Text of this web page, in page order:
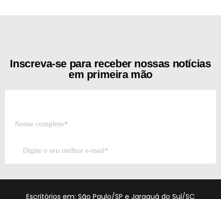
Inscreva-se para receber nossas notícias
em primeira mão
Escritórios em: São Paulo/SP e Jaraguá do Sul/SC